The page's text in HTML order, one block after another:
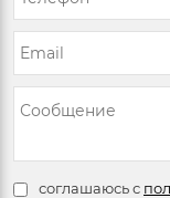
соглашаюсь с